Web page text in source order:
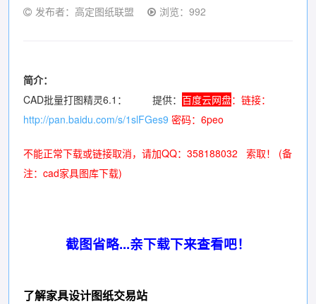
发布者：高定图纸联盟 浏览：992
简介：
CAD批量打图精灵6.1： 提供： 百度云网盘：链接：
http://pan.baidu.com/s/1slFGes9 密码：6peo
不能正常下载或链接取消，请加QQ：358188032 索取！ (备
注： cad家具图库下载)
截图省略...亲下载下来查看吧！
了解家具设计图纸交易站